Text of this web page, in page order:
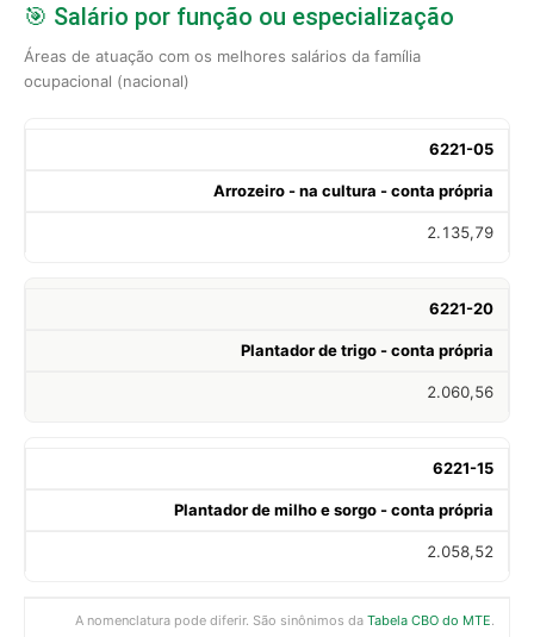
🎯 Salário por função ou especialização
Áreas de atuação com os melhores salários da família
ocupacional (nacional)
6221-05
Arrozeiro - na cultura - conta própria
2.135,79
6221-20
Plantador de trigo - conta própria
2.060,56
6221-15
Plantador de milho e sorgo - conta própria
2.058,52
A nomenclatura pode diferir. São sinônimos da Tabela CBO do MTE.